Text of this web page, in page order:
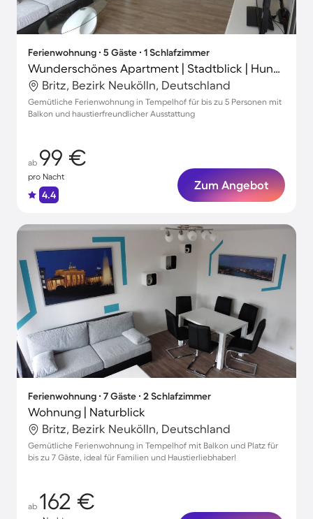
Ferienwohnung ∙ 5 Gäste ∙ 1 Schlafzimmer
Wunderschönes Apartment | Stadtblick | Hunde erlaubt
Britz, Bezirk Neukölln, Deutschland
Gemütliche Ferienwohnung in Tempelhof für bis zu 5 Personen mit
Balkon und haustierfreundlicher Ausstattung
ab 99 €
pro Nacht
4.4
Zum Angebot
Ferienwohnung ∙ 7 Gäste ∙ 2 Schlafzimmer
Wohnung | Naturblick
Britz, Bezirk Neukölln, Deutschland
Gemütliche Ferienwohnung in Tempelhof mit Balkon und Platz für
bis zu 7 Gäste, ideal für Familien und Haustierliebhaber!
ab 162 €